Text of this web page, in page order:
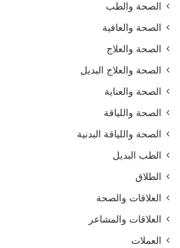
الصحة والطب
الصحة والعافية
الصحة والعلاج
الصحة والعلاج البديل
الصحة والعناية
الصحة واللياقة
الصحة واللياقة البدنية
الطب البديل
الطلاق
العلاقات والصحة
العلاقات والمشاعر
العملات